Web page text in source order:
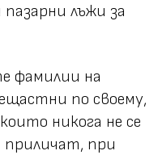
лъжи за
фамилии на
по своему,
никога не се
приличат, при